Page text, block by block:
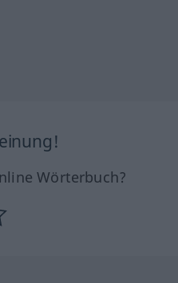
Wörterbuch?